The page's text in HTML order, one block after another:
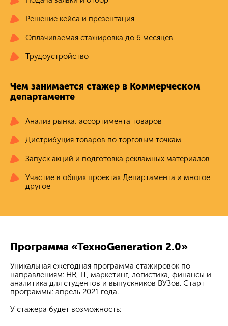
Решение кейса и презентация
Оплачиваемая стажировка до 6 месяцев
Трудоустройство
Чем занимается стажер в Коммерческом
департаменте
Анализ рынка, ассортимента товаров
Дистрибуция товаров по торговым точкам
Запуск акций и подготовка рекламных материалов
Участие в общих проектах Департамента и многое
другое
Программа «ТехноGeneration 2.0»
Уникальная ежегодная программа стажировок по
направлениям: HR, IT, маркетинг, логистика, финансы и
аналитика для студентов и выпускников ВУЗов. Старт
программы: апрель 2021 года.
У стажера будет возможность: